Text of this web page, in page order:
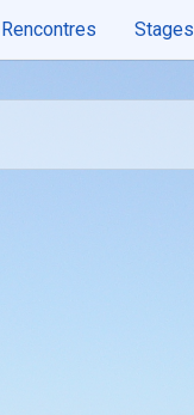
Rencontres Stages